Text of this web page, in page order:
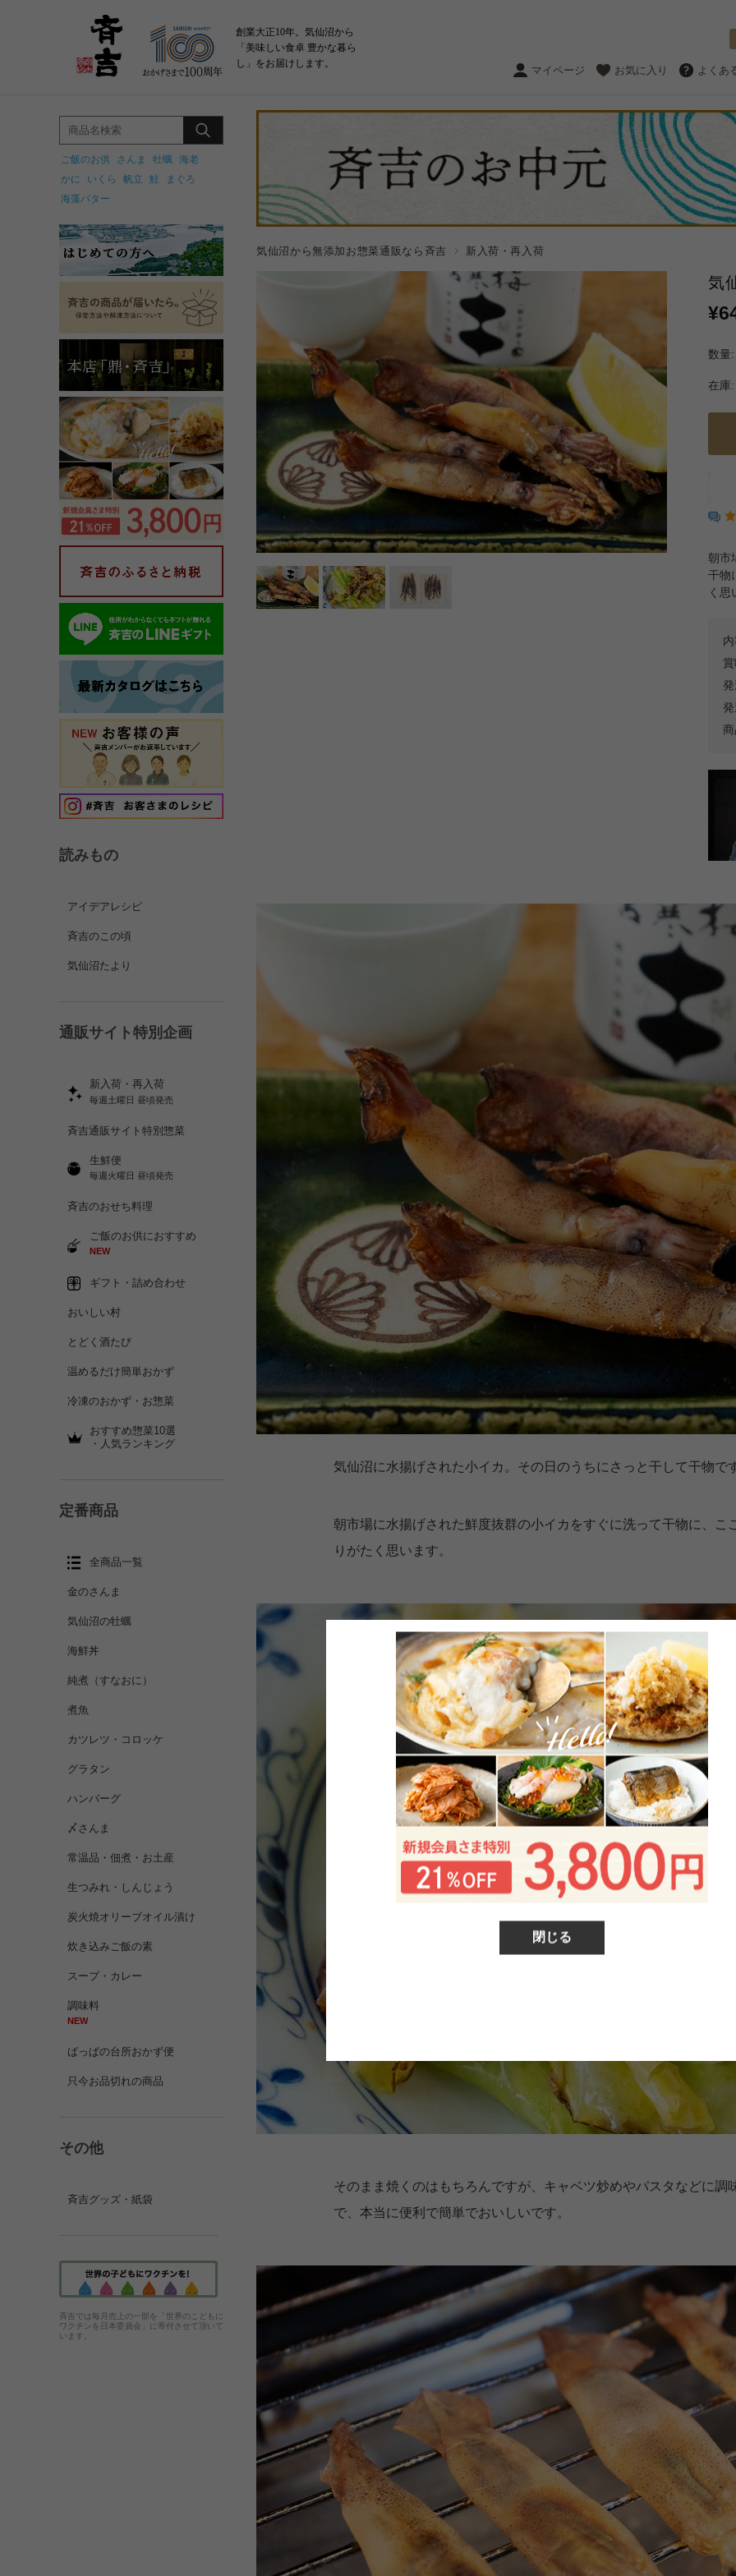
閉じる
創業大正10年。気仙沼から
「美味しい食卓 豊かな暮ら
し」をお届けします。
マイページ お気に入り よくあ
気仙沼から無添加お惣菜通販なら斉吉 新入荷・再入荷
気
数量:
在庫:
朝市
干物
く思
気仙沼に水揚げされた小イカ。その日のうちにさっと干して干物で
朝市場に水揚げされた鮮度抜群の小イカをすぐに洗って干物に、こ
りがたく思います。
そのまま焼くのはもちろんですが、キャベツ炒めやパスタなどに調
で、本当に便利で簡単でおいしいです。
ご飯のお供 さんま 牡蠣 海老
かに
いくら 帆立 鮭
まぐろ
海藻バター
読みもの
アイデアレシピ
斉吉のこの頃
気仙沼たより
通販サイト特別企画
新入荷・再入荷
毎週土曜日 昼頃発売
斉吉通販サイト特別惣菜
生鮮便
毎週火曜日 昼頃発売
斉吉のおせち料理
ご飯のお供におすすめ
NEW
ギフト・詰め合わせ
おいしい村
とどく酒たび
温めるだけ簡単おかず
冷凍のおかず・お惣菜
おすすめ惣菜10選
・人気ランキング
定番商品
全商品一覧
金のさんま
気仙沼の牡蠣
海鮮丼
純煮（すなおに）
煮魚
カツレツ・コロッケ
グラタン
ハンバーグ
〆さんま
常温品・佃煮・お土産
生つみれ・しんじょう
炭火焼オリーブオイル漬け
炊き込みご飯の素
スープ・カレー
調味料
NEW
ばっぱの台所おかず便
只今お品切れの商品
その他
斉吉グッズ・紙袋
斉吉では毎月売上の一部を「世界のこどもに
ワクチンを日本委員会」に寄付させて頂いて
います。